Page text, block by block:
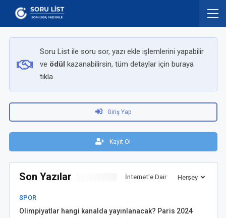
Soru List ile soru sor, yazı ekle işlemlerini yapabilir
ve ödül kazanabilirsin, tüm detaylar için buraya
tıkla.
Giriş Yap
Kayıt Ol
Herşey
Son Yazılar İnternet'e Dair
SPOR
Olimpiyatlar hangi kanalda yayınlanacak? Paris 2024